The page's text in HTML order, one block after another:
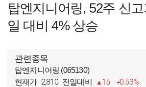
탑엔지니어링, 52주 신
일 대비 4% 상승
관련종목
탑엔지니어링 (065130)
현재가 2,810 전일대비 15 0.53%